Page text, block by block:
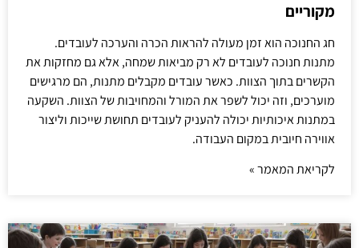
מקוריים
חג החנוכה הוא זמן מעולה להראות הכרה והערכה לעובדים.
מתנות חנוכה לעובדים לא רק מביאות שמחה, אלא גם מחזקות את
הקשרים בתוך הצוות. כאשר עובדים מקבלים מתנות, הם מרגישים
מוערכים, וזה יכול לשפר את המורל והמחויבות של הצוות. השקעה
במתנות איכותיות יכולה להעניק לעובדים תחושת שייכות וליצור
אווירה חיובית במקום העבודה.
לקריאת המאמר »